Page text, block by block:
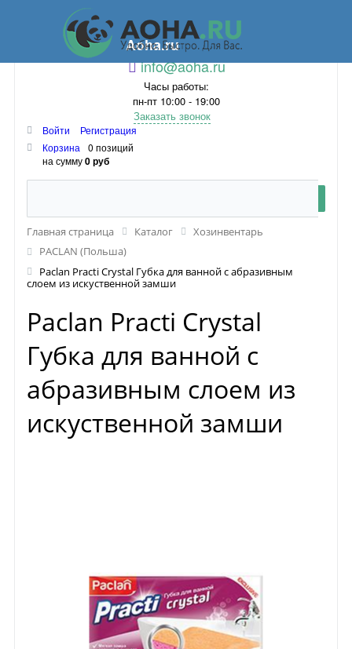
Aoha.ru
info@aoha.ru
Часы работы:
пн-пт 10:00 - 19:00
Заказать звонок
Войти
Регистрация
Корзина
0 позиций
на сумму0 руб
Главная страница Каталог
Хозинвентарь
PACLAN (Польша)
Paclan Practi Crystal Губка для ванной с абразивным
слоем из искуственной замши
Paclan Practi Crystal
Губка для ванной с
абразивным слоем из
искуственной замши